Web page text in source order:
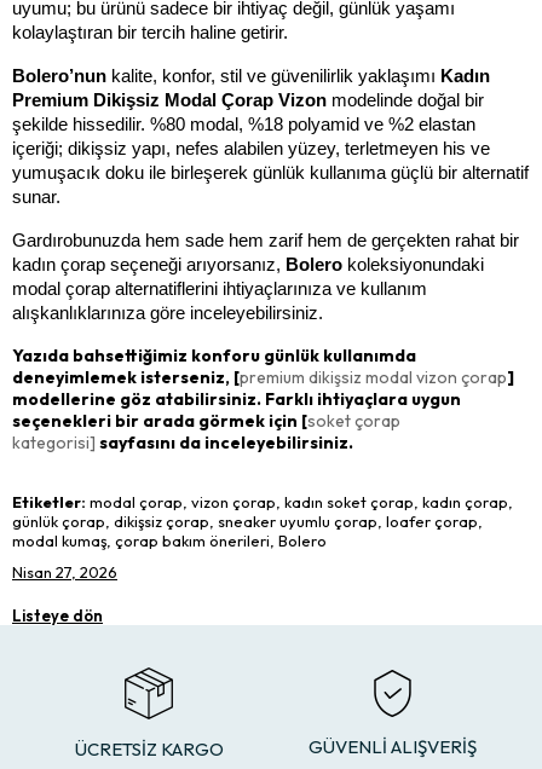
uyumu; bu ürünü sadece bir ihtiyaç değil, günlük yaşamı
kolaylaştıran bir tercih haline getirir.
Bolero’nun kalite, konfor, stil ve güvenilirlik yaklaşımı Kadın
Premium Dikişsiz Modal Çorap Vizon modelinde doğal bir
şekilde hissedilir. %80 modal, %18 polyamid ve %2 elastan
içeriği; dikişsiz yapı, nefes alabilen yüzey, terletmeyen his ve
yumuşacık doku ile birleşerek günlük kullanıma güçlü bir alternatif
sunar.
Gardırobunuzda hem sade hem zarif hem de gerçekten rahat bir
kadın çorap seçeneği arıyorsanız, Bolero koleksiyonundaki
modal çorap alternatiflerini ihtiyaçlarınıza ve kullanım
alışkanlıklarınıza göre inceleyebilirsiniz.
Yazıda bahsettiğimiz konforu günlük kullanımda
deneyimlemek isterseniz, [premium dikişsiz modal vizon çorap]
modellerine göz atabilirsiniz. Farklı ihtiyaçlara uygun
seçenekleri bir arada görmek için [soket çorap
kategorisi] sayfasını da inceleyebilirsiniz.
Etiketler: modal çorap, vizon çorap, kadın soket çorap, kadın çorap,
günlük çorap, dikişsiz çorap, sneaker uyumlu çorap, loafer çorap,
modal kumaş, çorap bakım önerileri, Bolero
Nisan 27, 2026
Listeye dön
ÜCRETSİZ KARGO GÜVENLİ ALIŞVERİŞ